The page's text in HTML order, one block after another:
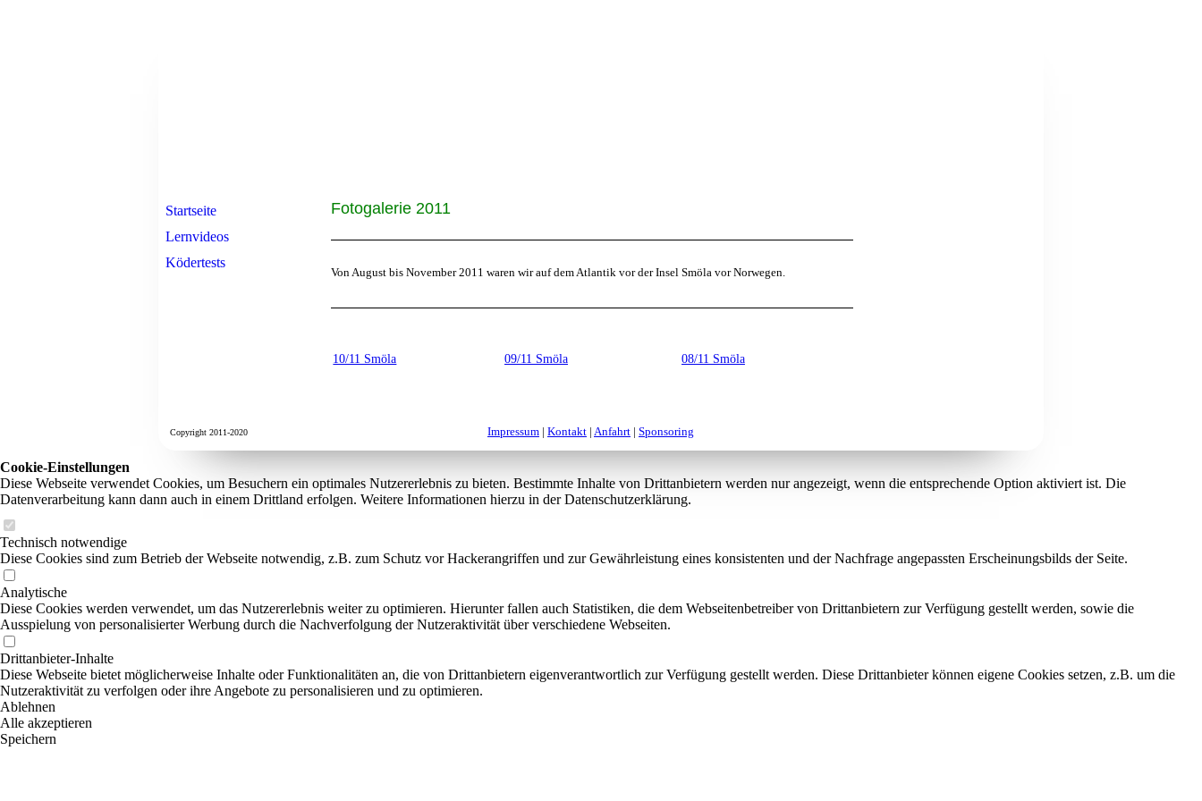
Startseite
Lernvideos
Ködertests
Fotogalerie 2011
Von August bis November 2011 waren wir auf dem Atlantik vor der Insel Smöla vor Norwegen.
10/11 Smöla 09/11 Smöla 08/11 Smöla
Copyright 2011-2020 Impressum | Kontakt | Anfahrt | Sponsoring
Cookie-Einstellungen
Diese Webseite verwendet Cookies, um Besuchern ein optimales Nutzererlebnis zu bieten. Bestimmte Inhalte von Drittanbietern werden nur angezeigt, wenn die entsprechende Option aktiviert ist. Die
Datenverarbeitung kann dann auch in einem Drittland erfolgen. Weitere Informationen hierzu in der Datenschutzerklärung.
Technisch notwendige
Diese Cookies sind zum Betrieb der Webseite notwendig, z.B. zum Schutz vor Hackerangriffen und zur Gewährleistung eines konsistenten und der Nachfrage angepassten Erscheinungsbilds der Seite.
Analytische
Diese Cookies werden verwendet, um das Nutzererlebnis weiter zu optimieren. Hierunter fallen auch Statistiken, die dem Webseitenbetreiber von Drittanbietern zur Verfügung gestellt werden, sowie die
Ausspielung von personalisierter Werbung durch die Nachverfolgung der Nutzeraktivität über verschiedene Webseiten.
Drittanbieter-Inhalte
Diese Webseite bietet möglicherweise Inhalte oder Funktionalitäten an, die von Drittanbietern eigenverantwortlich zur Verfügung gestellt werden. Diese Drittanbieter können eigene Cookies setzen, z.B. um die
Nutzeraktivität zu verfolgen oder ihre Angebote zu personalisieren und zu optimieren.
Ablehnen
Alle akzeptieren
Speichern